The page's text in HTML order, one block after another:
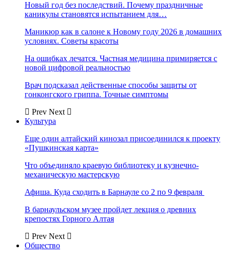
Новый год без последствий. Почему праздничные
каникулы становятся испытанием для…
Маникюр как в салоне к Новому году 2026 в домашних
условиях. Советы красоты
На ошибках лечатся. Частная медицина примиряется с
новой цифровой реальностью
Врач подсказал действенные способы защиты от
гонконгского гриппа. Точные симптомы
Prev Next
Культура
Еще один алтайский кинозал присоединился к проекту
«Пушкинская карта»
Что объединяло краевую библиотеку и кузнечно-
механическую мастерскую
Афиша. Куда сходить в Барнауле со 2 по 9 февраля
В барнаульском музее пройдет лекция о древних
крепостях Горного Алтая
Prev Next
Общество